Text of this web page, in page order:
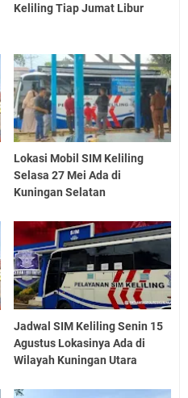
Keliling Tiap Jumat Libur
Lokasi Mobil SIM Keliling
Selasa 27 Mei Ada di
Kuningan Selatan
Jadwal SIM Keliling Senin 15
Agustus Lokasinya Ada di
Wilayah Kuningan Utara